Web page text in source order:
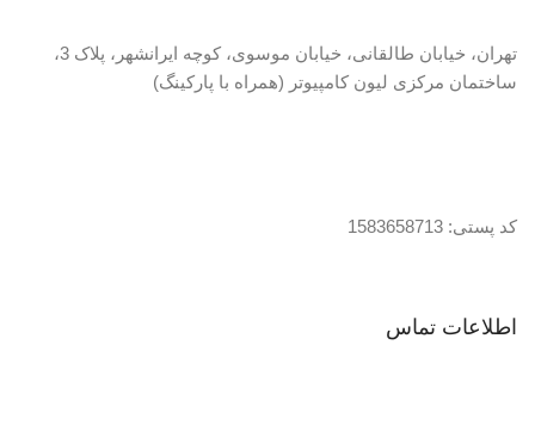
تهران، خیابان طالقانی، خیابان موسوی، کوچه ایرانشهر، پلاک 3،
ساختمان مرکزی لیون کامپیوتر (همراه با پارکینگ)
کد پستی: 1583658713
اطلاعات تماس